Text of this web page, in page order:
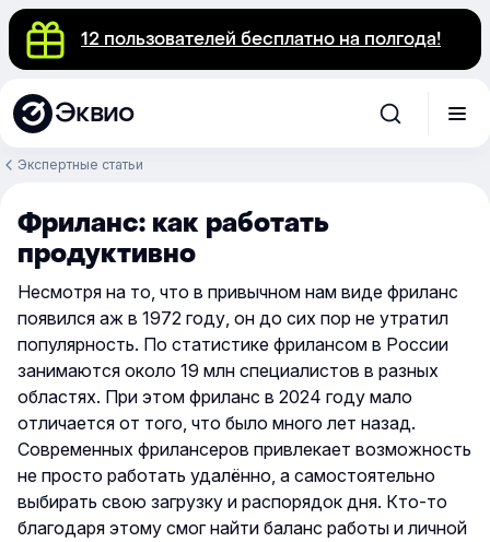
12 пользователей бесплатно на полгода!
Эквио
Экспертные статьи
Фриланс: как работать
продуктивно
Несмотря на то, что в привычном нам виде фриланс
появился аж в 1972 году, он до сих пор не утратил
популярность. По статистике фрилансом в России
занимаются около 19 млн специалистов в разных
областях. При этом фриланс в 2024 году мало
отличается от того, что было много лет назад.
Современных фрилансеров привлекает возможность
не просто работать удалённо, а самостоятельно
выбирать свою загрузку и распорядок дня. Кто-то
благодаря этому смог найти баланс работы и личной